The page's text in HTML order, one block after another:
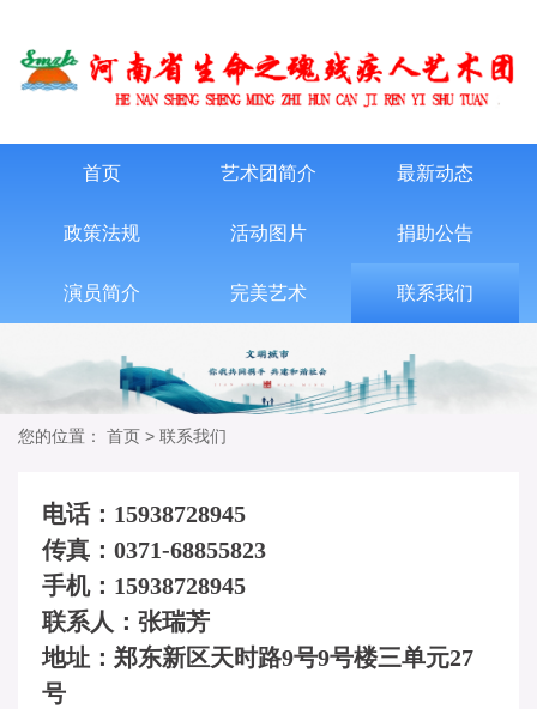
首页 艺术团简介 最新动态
政策法规 活动图片 捐助公告
演员简介 完美艺术 联系我们
您的位置： 首页 > 联系我们
电话：15938728945
传真：0371-68855823
手机：15938728945
联系人：张瑞芳
地址：郑东新区天时路9号9号楼三单元27
号